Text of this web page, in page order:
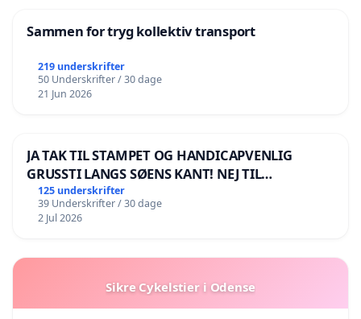
Sammen for tryg kollektiv transport
219 underskrifter
50 Underskrifter / 30 dage
21 Jun 2026
JA TAK TIL STAMPET OG HANDICAPVENLIG
GRUSSTI LANGS SØENS KANT! NEJ TIL
BOARDWALK VÆK FRA SØEN
125 underskrifter
39 Underskrifter / 30 dage
2 Jul 2026
Sikre Cykelstier i Odense